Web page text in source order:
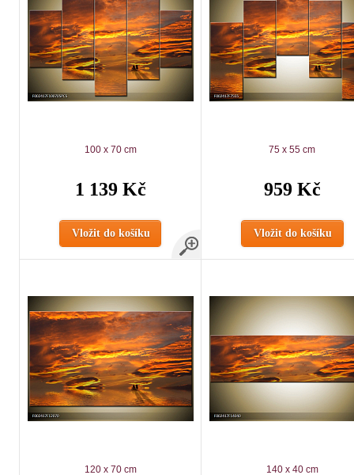
100 x 70 cm
1 139 Kč
Vložit do košíku
75 x 55 cm
959 Kč
Vložit do košíku
120 x 70 cm 140 x 40 cm